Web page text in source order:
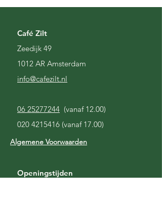
Café Zilt
Zeedijk 49
1012 AR Amsterdam
info@cafezilt.nl
06 25277244 (vanaf 12.00)
020 4215416 (vanaf 17.00)
Algemene Voorwaarden
Openingstijden